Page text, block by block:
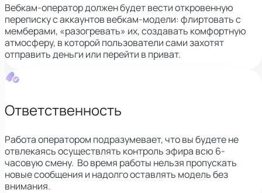
Вебкам-оператор должен будет вести откровенную
переписку с аккаунтов вебкам-модели: флиртовать с
мемберами, «разогревать» их, создавать комфортную
атмосферу, в которой пользователи сами захотят
отправить деньги или перейти в приват.
Ответственность
Работа оператором подразумевает, что вы будете не
отвлекаясь осуществлять контроль эфира всю 6-
часовую смену. Во время работы нельзя пропускать
новые сообщения и надолго оставлять модель без
внимания.